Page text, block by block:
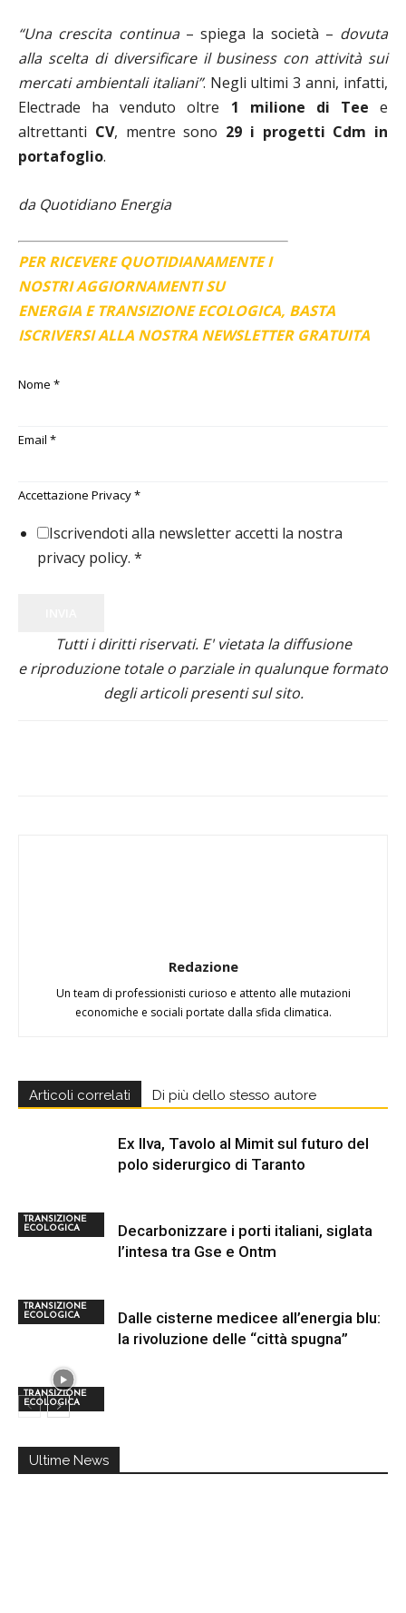
“Una crescita continua– spiega la società – dovuta
alla scelta di diversificare il business con attività sui
mercati ambientali italiani”. Negli ultimi 3 anni, infatti,
Electrade ha venduto oltre 1 milione di Tee e
altrettanti CV, mentre sono 29 i progetti Cdm in
portafoglio.
da Quotidiano Energia
PER RICEVERE QUOTIDIANAMENTE I
NOSTRI AGGIORNAMENTI SU
ENERGIA E TRANSIZIONE ECOLOGICA, BASTA
ISCRIVERSI ALLA NOSTRA NEWSLETTER GRATUITA
Nome *
Email *
Accettazione Privacy*
Iscrivendoti alla newsletter accetti la nostra
privacy policy. *
Tutti i diritti riservati. E' vietata la diffusione
e riproduzione totale o parziale in qualunque formato
degli articoli presenti sul sito.
Redazione
Un team di professionisti curioso e attento alle mutazioni
economiche e sociali portate dalla sfida climatica.
Articoli correlati Di più dello stesso autore
TRANSIZIONE
ECOLOGICA
Ex Ilva, Tavolo al Mimit sul futuro del
polo siderurgico di Taranto
TRANSIZIONE
ECOLOGICA
Decarbonizzare i porti italiani, siglata
l’intesa tra Gse e Ontm
TRANSIZIONE
ECOLOGICA
Dalle cisterne medicee all’energia blu:
la rivoluzione delle “città spugna”
Ultime News